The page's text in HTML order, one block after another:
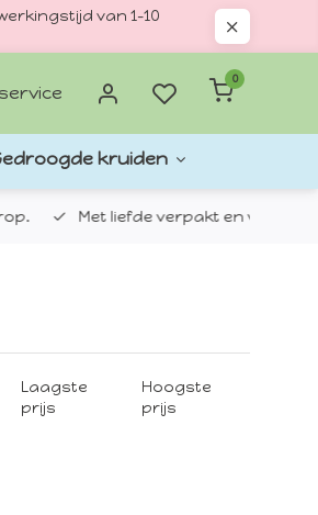
van 1–10
0
kruiden
Met liefde verpakt en verzonden.
Laagste
prijs
Hoogste
prijs